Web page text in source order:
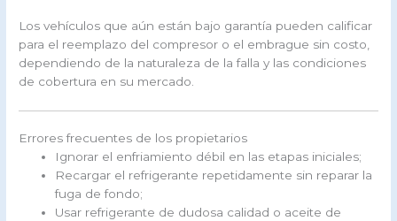
Los vehículos que aún están bajo garantía pueden calificar
para el reemplazo del compresor o el embrague sin costo,
dependiendo de la naturaleza de la falla y las condiciones
de cobertura en su mercado.
Errores frecuentes de los propietarios
Ignorar el enfriamiento débil en las etapas iniciales;
Recargar el refrigerante repetidamente sin reparar la
fuga de fondo;
Usar refrigerante de dudosa calidad o aceite de